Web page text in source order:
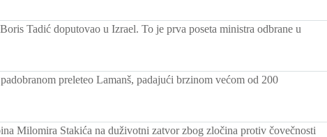
Tadić doputovao u Izrael. To je prva poseta ministra odbrane u
preleteo Lamanš, padajući brzinom većom od 200
Milomira Stakića na duživotni zatvor zbog zločina protiv čovečnosti